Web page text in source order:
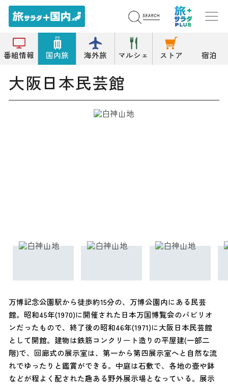
番組情報 国内旅 海外旅 マルシェ ストア 宿泊
トップ 資料/郷土/展示/文学館 大阪日本民芸館
大阪日本民芸館
万博記念公園駅から徒歩約15分の、万博公園内にある民芸
館。昭和45年(1970)に開催された日本万国博覧会のパビリオ
ンだったもので、終了後の昭和46年(1971)に大阪日本民芸館
として開館。建物は鉄筋コンクリート造りの平屋建(一部二
階)で、回廊式の展示室は、第一から第四展示室へと自然な流
れでゆったりと鑑賞ができる。中庭は石敷で、各地の壺や鉢
などが程よく配された趣ある野外展示場となっている。展示